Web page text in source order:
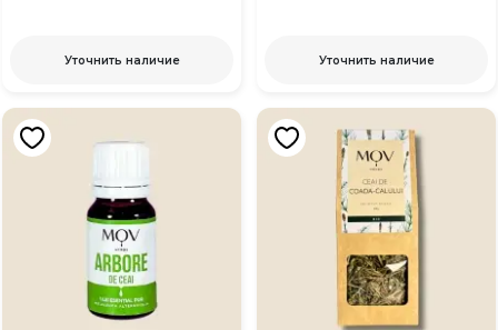
Уточнить наличие Уточнить наличие